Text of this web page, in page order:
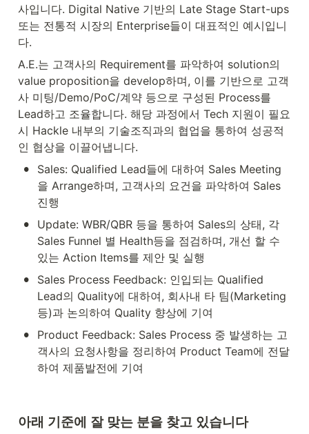
사입니다. Digital Native 기반의 Late Stage Start-ups
또는 전통적 시장의 Enterprise들이 대표적인 예시입니
다.
A.E.는 고객사의 Requirement를 파악하여 solution의
value proposition을 develop하며, 이를 기반으로 고객
사 미팅/Demo/PoC/계약 등으로 구성된 Process를
Lead하고 조율합니다. 해당 과정에서 Tech 지원이 필요
시 Hackle 내부의 기술조직과의 협업을 통하여 성공적
인 협상을 이끌어냅니다.
•
Sales: Qualified Lead들에 대하여 Sales Meeting
을 Arrange하며, 고객사의 요건을 파악하여 Sales
진행
•
Update: WBR/QBR 등을 통하여 Sales의 상태, 각
Sales Funnel 별 Health등을 점검하며, 개선 할 수
있는 Action Items를 제안 및 실행
•
Sales Process Feedback: 인입되는 Qualified
Lead의 Quality에 대하여, 회사내 타 팀(Marketing
등)과 논의하여 Quality 향상에 기여
•
Product Feedback: Sales Process 중 발생하는 고
객사의 요청사항을 정리하여 Product Team에 전달
하여 제품발전에 기여
아래 기준에 잘 맞는 분을 찾고 있습니다